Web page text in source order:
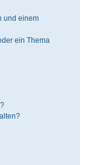
und einem
ein Thema